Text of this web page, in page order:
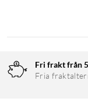
Fri frakt från
Fria